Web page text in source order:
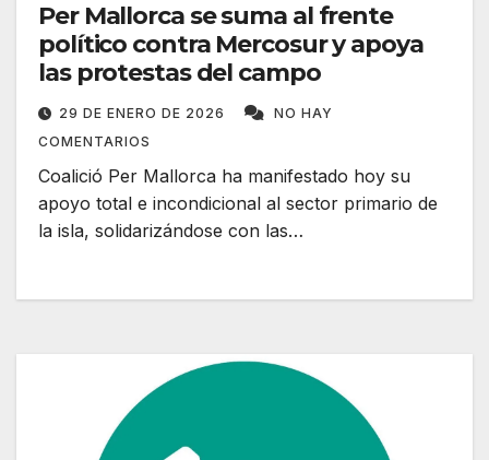
Per Mallorca se suma al frente
político contra Mercosur y apoya
las protestas del campo
29 DE ENERO DE 2026
NO HAY
COMENTARIOS
Coalició Per Mallorca ha manifestado hoy su
apoyo total e incondicional al sector primario de
la isla, solidarizándose con las…